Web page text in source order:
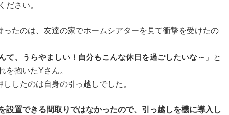
ださい。
たのは、友達の家でホームシアターを見て衝撃を受けたの
て、うらやましい！自分もこんな休日を過ごしたいな～ 」と
を抱いたYさん。
したのは自身の引っ越しでした。
設置できる間取りではなかったので、引っ越しを機に導入し